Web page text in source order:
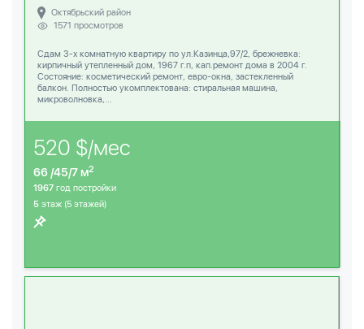
Октябрьский район
1571 просмотров
Сдам 3-х комнатную квартиру по ул.Казинца,97/2, брежневка:
кирпичный утепленный дом, 1967 г.п, кап.ремонт дома в 2004 г.
Состояние: косметический ремонт, евро-окна, застекленный
балкон. Полностью укомплектована: стиральная машина,
микроволновка,...
520 $/мес
66 /45/7 м2
1967 год постройки
5 этаж (5 этажей)